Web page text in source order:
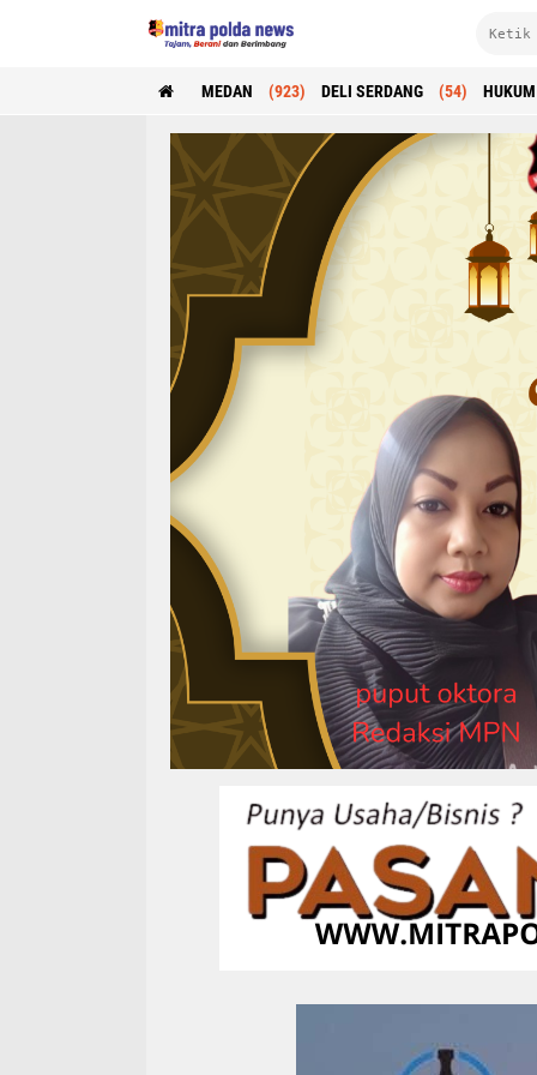
MEDAN (923) DELI SERDANG (54) HUKUM